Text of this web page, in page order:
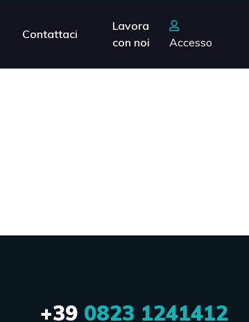
Contattaci
Lavora
con noi
Accesso
+390823 1241412